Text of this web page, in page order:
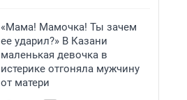
«Мама! Мамочка! Ты зачем
ее ударил?» В Казани
маленькая девочка в
истерике отгоняла мужчину
от матери